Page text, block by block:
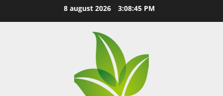
8 august 2026 3:08:46 PM